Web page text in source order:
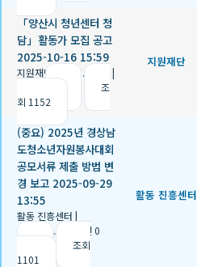
「양산시 청년센터 청
담」활동가 모집 공고
2025-10-16 15:59
지원재단 2025.10.24
|
조
회 1152
지원재단
(중요) 2025년 경상남
도청소년자원봉사대회
공모서류 제출 방법 변
경 보고 2025-09-29
13:55
활동 진흥센터 |
2025.10.24
추천 0
조회
1101
활동 진흥센터